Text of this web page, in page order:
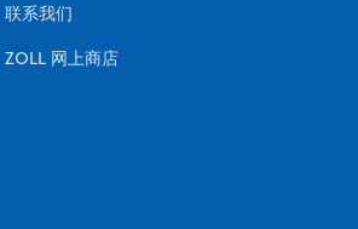
联系我们
ZOLL 网上商店